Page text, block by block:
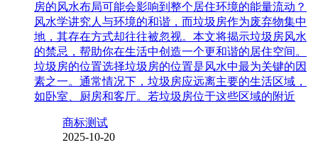
房的风水布局可能会影响到整个居住环境的能量流动？
风水学讲究人与环境的和谐，而垃圾房作为废弃物集中
地，其存在方式却往往被忽视。本文将揭示垃圾房风水
的禁忌，帮助你在生活中创造一个更和谐的居住空间。
垃圾房的位置选择垃圾房的位置是风水中最为关键的因
素之一。通常情况下，垃圾房应远离主要的生活区域，
如卧室、厨房和客厅。若垃圾房位于这些区域的附近
商标测试
2025-10-20